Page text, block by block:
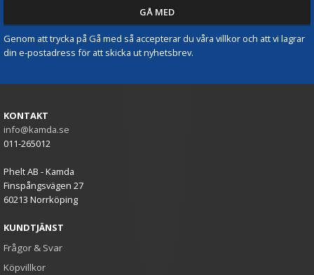
Genom att trycka på Gå med så accepterar du våra villkor och att vi lagrar
din e-postadress för att skicka ut nyhetsbrev.
KONTAKT
info@kamda.se
011-265012
Phelt AB - Kamda
Finspångsvägen 27
60213 Norrköping
KUNDTJÄNST
Frågor & Svar
Köpvillkor